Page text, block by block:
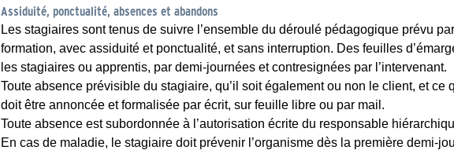
Assiduité, ponctualité, absences et abandons
Les stagiaires sont tenus de suivre l’ensemble du déroulé pédagogique prévu
formation, avec assiduité et ponctualité, et sans interruption. Des feuilles
les stagiaires ou apprentis, par demi-journées et contresignées par l’intervenant.
Toute absence prévisible du stagiaire, qu’il soit également ou non le client, et ce
doit être annoncée et formalisée par écrit, sur feuille libre ou par mail.
Toute absence est subordonnée à l’autorisation écrite du responsable
En cas de maladie, le stagiaire doit prévenir l’organisme dès la première demi-